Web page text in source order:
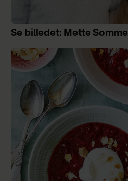
Se billedet: Mette